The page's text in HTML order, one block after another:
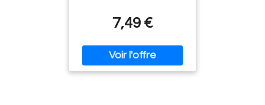
numberOfPages : 190,
11, authors : Daniel
Argelas, ISBN :
2875520784
7,49 €